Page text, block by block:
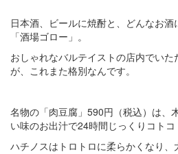
日本酒、ビールに焼酎と、どんなお
「酒場ゴロー」。
おしゃれなバルテイストの店内でい
が、これまた格別なんです。
名物の「肉豆腐」590円（税込）は、
い味のお出汁で24時間じっくりコトコ
ハチノスはトロトロに柔らかくなり